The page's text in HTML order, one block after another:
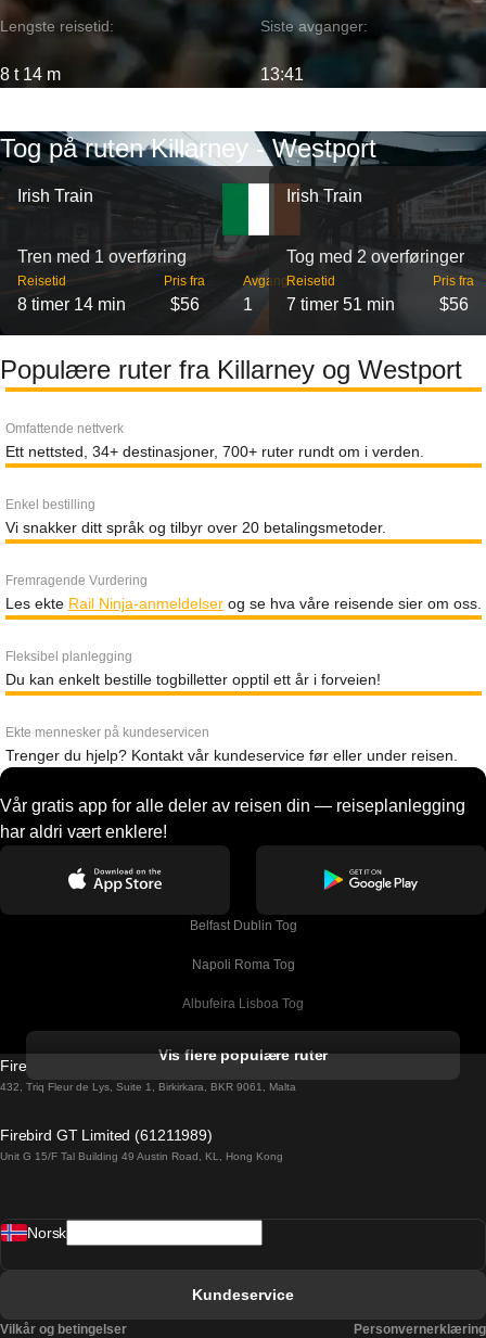
Lengste reisetid:
8 t 14 m
Siste avganger:
13:41
Tog på ruten Killarney - Westport
Irish Train
Tren med 1 overføring
Reisetid
8 timer 14 min
Pris fra
$56
Avganger
1
Irish Train
Tog med 2 overføringer
Reisetid
7 timer 51 min
Pris fra
$56
Populære ruter fra Killarney og Westport
Omfattende nettverk
Ett nettsted, 34+ destinasjoner, 700+ ruter rundt om i verden.
Enkel bestilling
Vi snakker ditt språk og tilbyr over 20 betalingsmetoder.
Fremragende Vurdering
Les ekte Rail Ninja-anmeldelserog se hva våre reisende sier om oss.
Fleksibel planlegging
Du kan enkelt bestille togbilletter opptil ett år i forveien!
Ekte mennesker på kundeservicen
Trenger du hjelp? Kontakt vår kundeservice før eller under reisen.
Vår gratis app for alle deler av reisen din — reiseplanlegging
har aldri vært enklere!
Belfast Dublin Tog
Napoli Roma Tog
Albufeira Lisboa Tog
Barcelona Madrid Tog
Barcelona Sevilla Tog
Vis flere populære ruter
Firebird GT Limited (OC 1451)
432, Triq Fleur de Lys, Suite 1, Birkirkara, BKR 9061, Malta
Firebird GT Limited (61211989)
Unit G 15/F Tal Building 49 Austin Road, KL, Hong Kong
Norsk
Kundeservice
Vilkår og betingelser Personvernerklæring